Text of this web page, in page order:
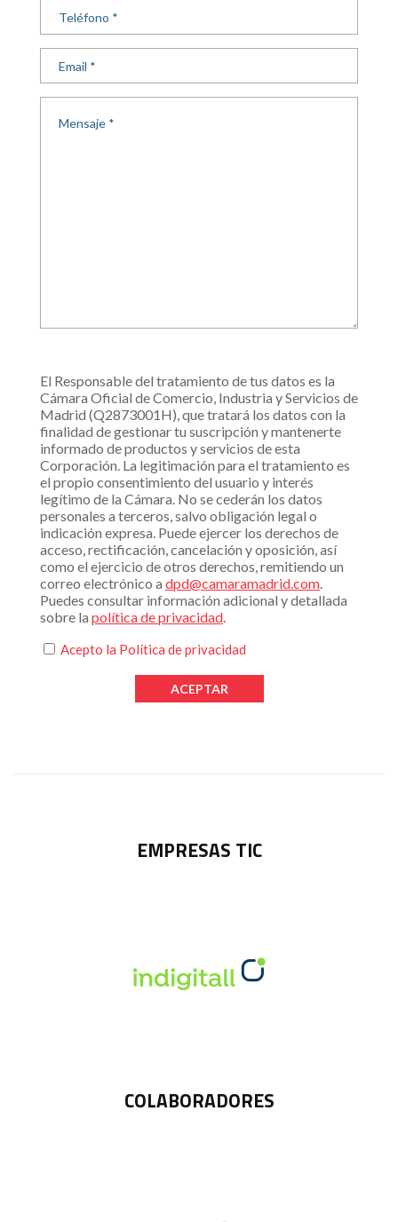
El Responsable del tratamiento de tus datos es la
Cámara Oficial de Comercio, Industria y Servicios de
Madrid (Q2873001H), que tratará los datos con la
finalidad de gestionar tu suscripción y mantenerte
informado de productos y servicios de esta
Corporación. La legitimación para el tratamiento es
el propio consentimiento del usuario y interés
legítimo de la Cámara. No se cederán los datos
personales a terceros, salvo obligación legal o
indicación expresa. Puede ejercer los derechos de
acceso, rectificación, cancelación y oposición, así
como el ejercicio de otros derechos, remitiendo un
correo electrónico a dpd@camaramadrid.com.
Puedes consultar información adicional y detallada
sobre la política de privacidad.
Acepto la Política de privacidad
EMPRESAS TIC
COLABORADORES